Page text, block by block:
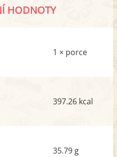
HODNOTY
1 × porce
397.26 kcal
35.79 g